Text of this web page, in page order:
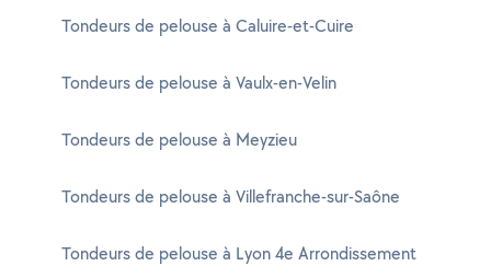
Tondeurs de pelouse à Caluire-et-Cuire
Tondeurs de pelouse à Vaulx-en-Velin
Tondeurs de pelouse à Meyzieu
Tondeurs de pelouse à Villefranche-sur-Saône
Tondeurs de pelouse à Lyon 4e Arrondissement